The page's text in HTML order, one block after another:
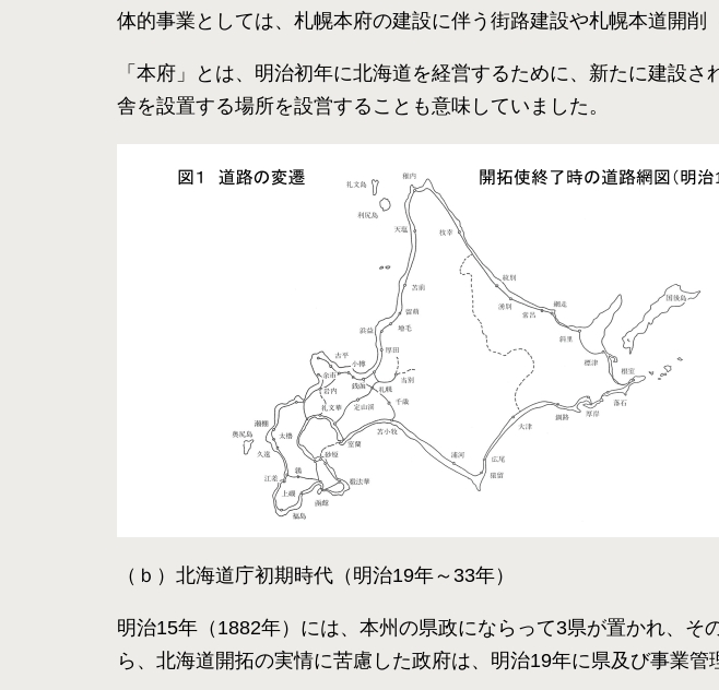
体的事業としては、札幌本府の建設に伴う街路建設や札幌本道開削
「本府」とは、明治初年に北海道を経営するために、新たに建設
舎を設置する場所を設営することも意味していました。
（ｂ）北海道庁初期時代（明治19年～33年）
明治15年（1882年）には、本州の県政にならって3県が置かれ、
ら、北海道開拓の実情に苦慮した政府は、明治19年に県及び事業管